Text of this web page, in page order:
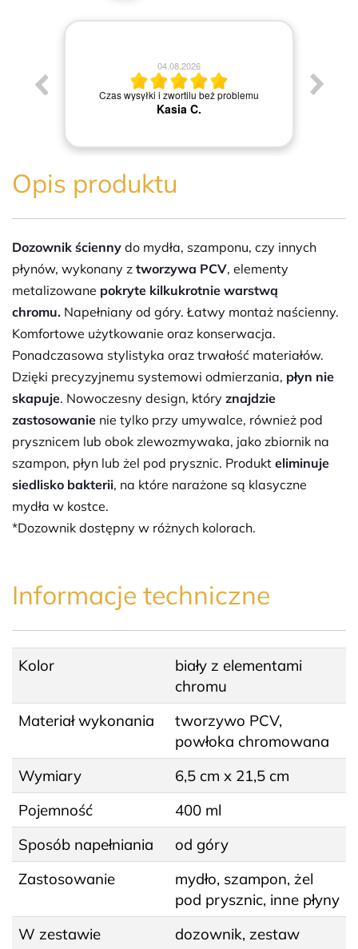
04.08.2026
Czas wysyłki i zwortilu beż problemu
Kasia C.
Opis produktu
Dozownik ścienny do mydła, szamponu, czy innych
płynów, wykonany z tworzywa PCV, elementy
metalizowane pokryte kilkukrotnie warstwą
chromu. Napełniany od góry. Łatwy montaż naścienny.
Komfortowe użytkowanie oraz konserwacja.
Ponadczasowa stylistyka oraz trwałość materiałów.
Dzięki precyzyjnemu systemowi odmierzania, płyn nie
skapuje. Nowoczesny design, który znajdzie
zastosowanie nie tylko przy umywalce, również pod
prysznicem lub obok zlewozmywaka, jako zbiornik na
szampon, płyn lub żel pod prysznic. Produkt eliminuje
siedlisko bakterii, na które narażone są klasyczne
mydła w kostce.
*Dozownik dostępny w różnych kolorach.
Informacje techniczne
Kolor
biały z elementami
chromu
Materiał wykonania
tworzywo PCV,
powłoka chromowana
Wymiary
6,5 cm x 21,5 cm
Pojemność
400 ml
Sposób napełniania
od góry
Zastosowanie
mydło, szampon, żel
pod prysznic, inne płyny
W zestawie
dozownik, zestaw